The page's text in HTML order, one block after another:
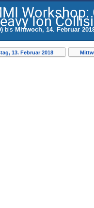
Ion
bis Mittwoch, 14. Februar
13. Februar 2018